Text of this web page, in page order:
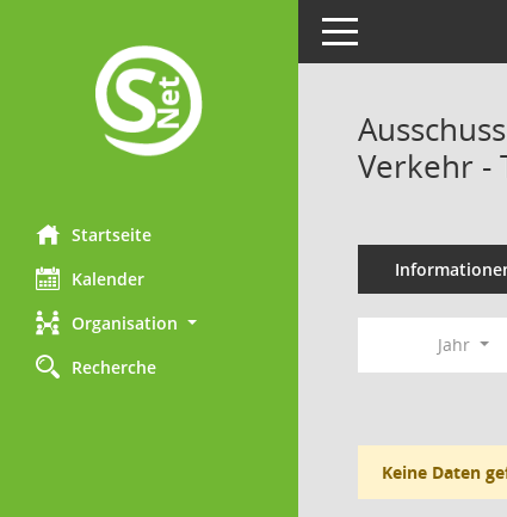
Startseite
Kalender
Organisation
Recherche
Toggle navigation
Verkehr -
Jahr
Keine Daten